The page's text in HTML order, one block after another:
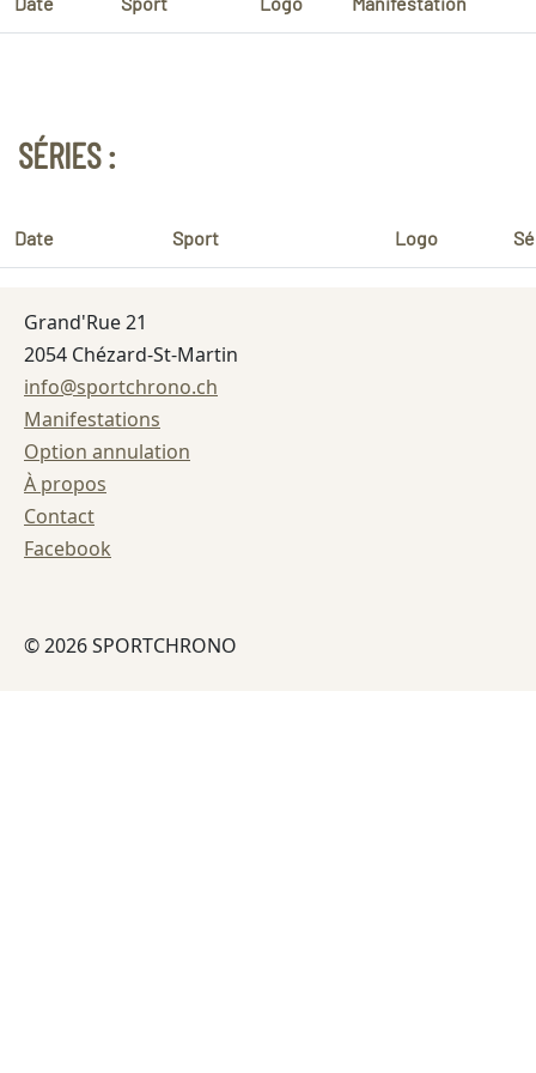
SÉRIES :
Date Sport Logo
Grand'Rue 21
2054 Chézard-St-Martin
info@sportchrono.ch
Manifestations
Option annulation
À propos
Contact
Facebook
© 2026 SPORTCHRONO